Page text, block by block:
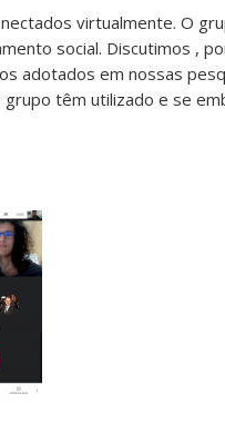
virtualmente. O
social. Discutimos ,
adotados em nossas
têm utilizado e se